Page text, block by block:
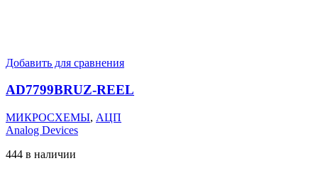
Добавить для сравнения
AD7799BRUZ-REEL
МИКРОСХЕМЫ, АЦП
Analog Devices
444 в наличии